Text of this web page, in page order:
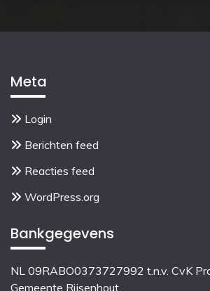
Meta
Login
Berichten feed
Reacties feed
WordPress.org
Bankgegevens
NL 09RABO0373727992 t.n.v. CvK
Gemeente Rijsenhout